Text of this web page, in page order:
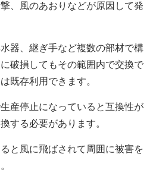
、風のあおりなどが原因して発
器、継ぎ手など複数の部材で構
破損してもその範囲内で交換で
既存利用できます。
産停止になっていると互換性が
する必要があります。
と風に飛ばされて周囲に被害を